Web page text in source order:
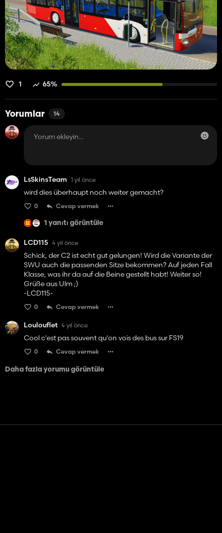
1 65%
Yorumlar 14
LsSkinsTeam 1 yıl önce
wird dies überhaupt noch weiter gemacht?
0 Cevap vermek
1 yanıtı görüntüle
LCD115 4 yıl önce
Schick, der C2 ist echt gut gelungen! Wird die Variante der
SWU auch die passenden Sitze bekommen? Auf jeden Fall
Klasse, was ihr da auf die Beine gestellt habt! Weiter so!
Grüße aus Ulm ;)
-LCD115-
0 Cevap vermek
Loulouflet 4 yıl önce
Cool c'est pas souvent qu'on vois des bus sur FS19
0 Cevap vermek
Daha fazla yorumu görüntüle